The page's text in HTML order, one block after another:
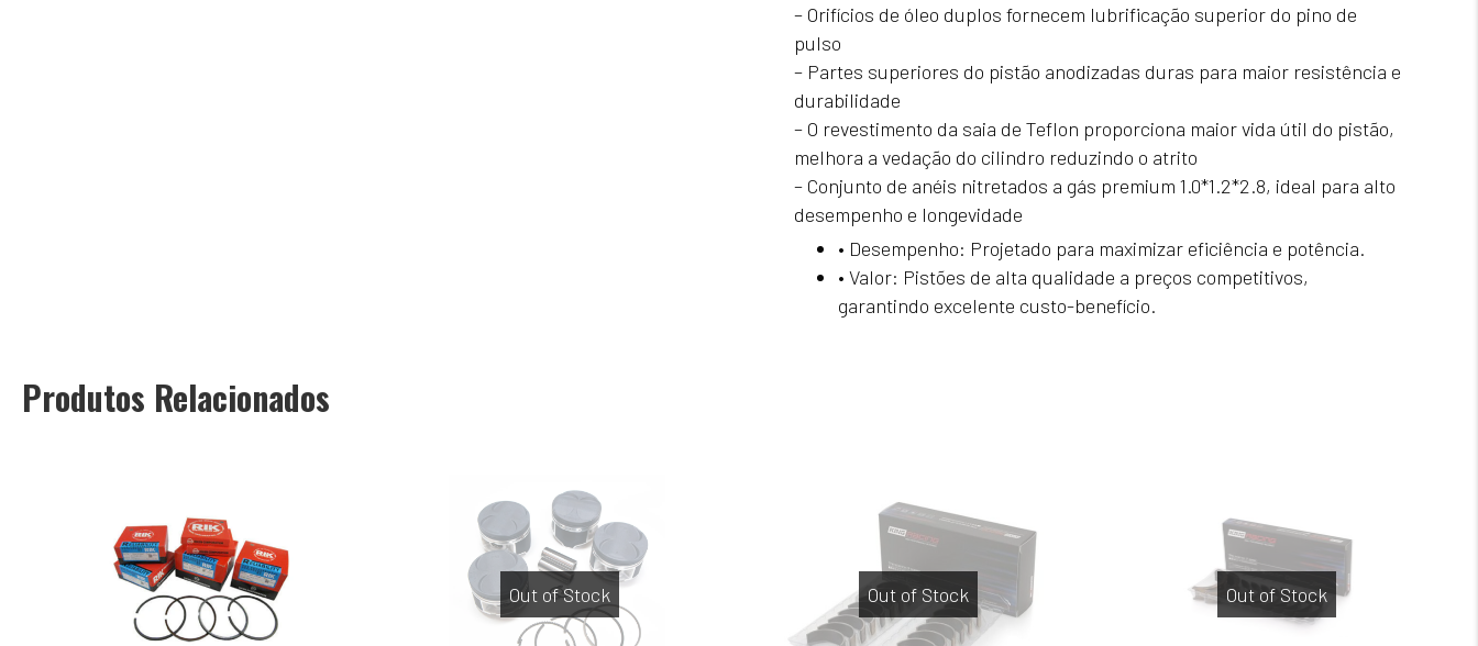
– Orifícios de óleo duplos fornecem lubrificação superior do pino de
pulso
– Partes superiores do pistão anodizadas duras para maior resistência e
durabilidade
– O revestimento da saia de Teflon proporciona maior vida útil do pistão,
melhora a vedação do cilindro reduzindo o atrito
– Conjunto de anéis nitretados a gás premium 1.0*1.2*2.8, ideal para alto
desempenho e longevidade
• Desempenho: Projetado para maximizar eficiência e potência.
• Valor: Pistões de alta qualidade a preços competitivos,
garantindo excelente custo-benefício.
Produtos Relacionados
Out of Stock Out of Stock